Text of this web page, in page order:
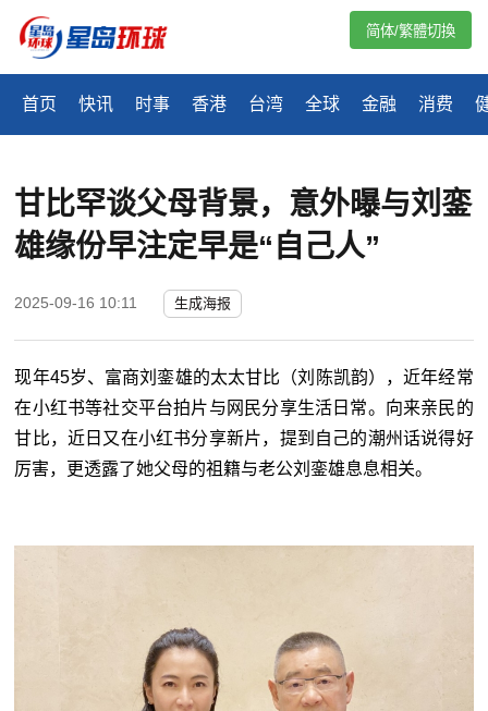
首页 快讯 时事 香港 台湾 全球 金融 消费
简体/繁體切換
甘比罕谈父母背景，意外曝与刘銮
雄缘份早注定早是“自己人”
2025-09-16 10:11 生成海报
现年45岁、富商刘銮雄的太太甘比（刘陈凯韵），近年经常
在小红书等社交平台拍片与网民分享生活日常。向来亲民的
甘比，近日又在小红书分享新片，提到自己的潮州话说得好
厉害，更透露了她父母的祖籍与老公刘銮雄息息相关。